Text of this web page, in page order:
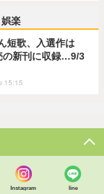
楽
短歌、入選作は
の新刊に収録…9/3
15:15
Instagram line